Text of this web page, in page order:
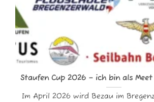
Staufen Cup 2026 – ich bin als
Im April 2026 wird Bezau im